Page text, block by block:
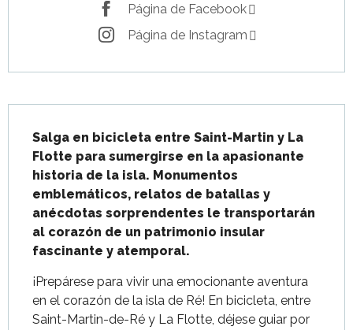
Página de Facebook
Página de Instagram
Salga en bicicleta entre Saint-Martin y La
Flotte para sumergirse en la apasionante
historia de la isla. Monumentos
emblemáticos, relatos de batallas y
anécdotas sorprendentes le transportarán
al corazón de un patrimonio insular
fascinante y atemporal.
¡Prepárese para vivir una emocionante aventura
en el corazón de la isla de Ré! En bicicleta, entre
Saint-Martin-de-Ré y La Flotte, déjese guiar por